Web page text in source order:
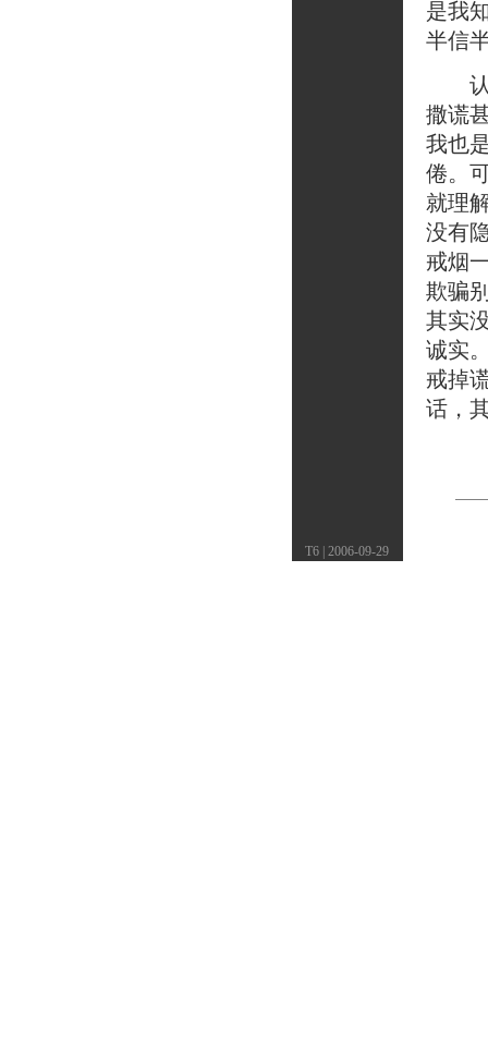
T6 | 2006-09-29
是我
半信
认
撒谎
我也
倦。
就理
没有
戒烟
欺骗
其实
诚实
戒掉
话，